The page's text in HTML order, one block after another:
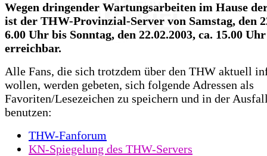
Wegen dringender Wartungsarbeiten im Hause
ist der THW-Provinzial-Server von Samstag, den
6.00 Uhr bis Sonntag, den 22.02.2003, ca. 15.00
erreichbar.
Alle Fans, die sich trotzdem über den THW aktuell
wollen, werden gebeten, sich folgende Adressen als
Favoriten/Lesezeichen zu speichern und in der
benutzen:
THW-Fanforum
KN-Spiegelung des THW-Servers